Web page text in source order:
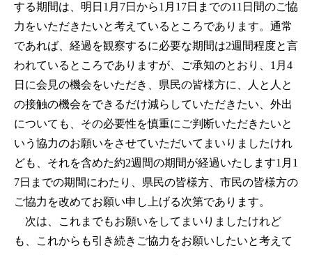
する期間は、明日1月7日から1月17日までの11日間のご協
力をいただきたいと考えているところであります。通常
であれば、経過を観察するに必要な期間は2週間程度と言
われているところでありますが、ご承知のとおり、1月4
日に会見の機会をいただき、県民の皆様方に、人と人と
の接触の機会をできるだけ減らしていただきたい、外出
についても、その必要性を慎重にご判断いただきたいと
いう協力のお願いをさせていただいてまいりましたけれ
ども、それを含めた約2週間の期間が経過いたします1月1
7日までの期間にわたり、県民の皆様方、市民の皆様方の
ご協力を改めてお願い申し上げる次第であります。
次は、これまでもお願いをしてまいりましたけれど
も、これからも引き続きご協力をお願いしたいと考えて